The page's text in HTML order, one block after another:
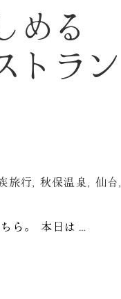
める
トラン
旅行, 秋保温泉, 仙台,
ら。 本日は…